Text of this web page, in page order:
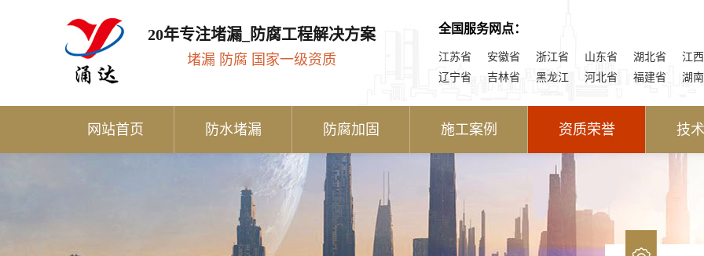
20年专注堵漏_防腐工程解决方案
堵漏 防腐 国家一级资质
全国服务网点：
江苏省 安徽省 浙江省 山东省 湖北省
江
辽宁省
吉林省 黑龙江 河北省 福建省 湖
网站首页 防水堵漏 防腐加固 施工案例 资质荣誉 技